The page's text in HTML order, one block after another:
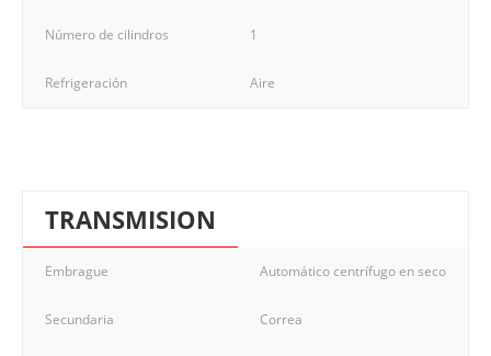
Número de cilindros 1
Refrigeración Aire
TRANSMISION
Embrague Automático centrífugo en seco
Secundaria Correa